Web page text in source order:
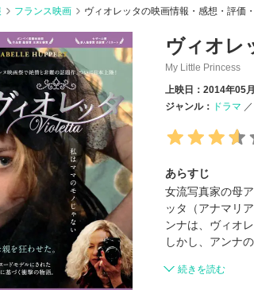
フランス映画 ヴィオレッタの映画情報・感想・評価
ヴィオレ
My Little Princess
上映日：2014年05
ジャンル： ドラマ
あらすじ
女流写真家の母
ッタ（アナマリ
ンナは、ヴィオ
しかし、アンナ
続きを読む